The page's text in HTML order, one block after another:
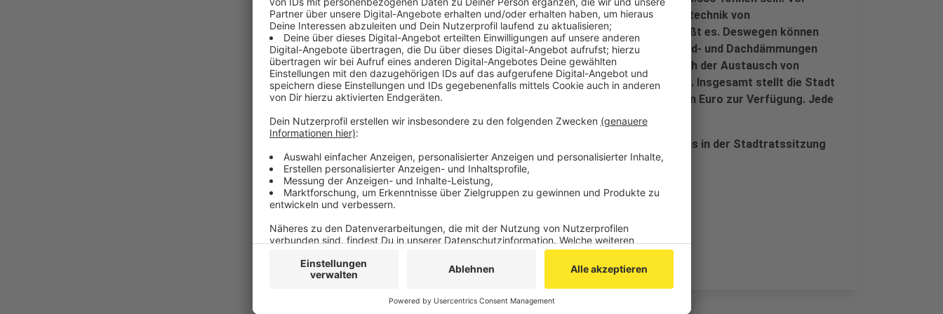
allem Sanierungen der Hüllen und Erneuerungen der Gebäudetechnik von
Altbauten tragen zur Reduzierung des CO2 Austoßes bei, heißt es. Deswegen können
unter anderem Förderungen für die Sanierung von Außenwand- und Dachdämmungen
oder der Austausch von Fenstern beantrag werden. Aber auch der Austausch von
Heizungen und Lüftungsanalagen wird finanziell bezuschusst. Insgesamt stellt die Stadt
Aachen in dem Programm eine Fördersumme von einer Million Euro zur Verfügung. Jede
Maßnahme wird mit maximal 8.000 Euro unterstützt.
Die Stadt Aachen muss der Wiedereinführung des Programms in der Stadtratssitzung
am Mittwoch noch zustimmen.
Veröffentlicht:Mittwoch, 19.05.2021 14:59
Anzeige